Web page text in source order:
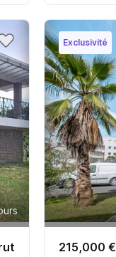
Exclusivité
215,000 €